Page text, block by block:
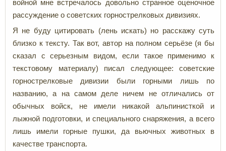
войной мне встречалось довольно странное оценочное
рассуждение о советских горнострелковых дивизиях.
Я не буду цитировать (лень искать) но расскажу суть
близко к тексту. Так вот, автор на полном серьёзе (я бы
сказал с серьезным видом, если такое применимо к
текстовому материалу) писал следующее: советские
горнострелковые дивизии были горными лишь по
названию, а на самом деле ничем не отличались от
обычных войск, не имели никакой альпинисткой и
лыжной подготовки, и специального снаряжения, а всего
лишь имели горные пушки, да вьючных животных в
качестве транспорта.